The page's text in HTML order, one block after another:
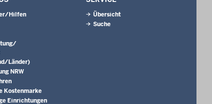
Hilfen
Länder)
NRW
Kostenmarke
Einrichtungen
Übersicht
Suche